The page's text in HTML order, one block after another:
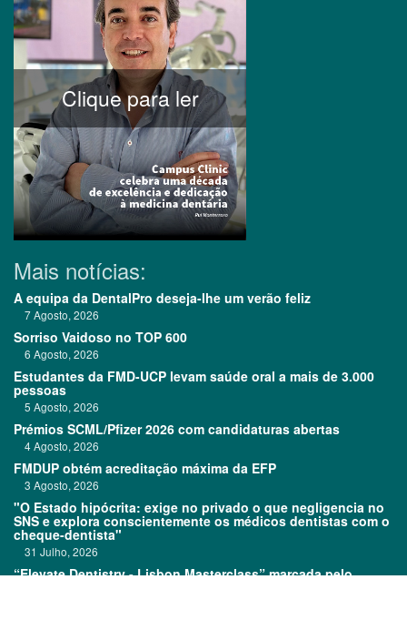
Clique para ler
Mais notícias:
A equipa da DentalPro deseja-lhe um verão feliz
7 Agosto, 2026
Sorriso Vaidoso no TOP 600
6 Agosto, 2026
Estudantes da FMD-UCP levam saúde oral a mais de 3.000
pessoas
5 Agosto, 2026
Prémios SCML/Pfizer 2026 com candidaturas abertas
4 Agosto, 2026
FMDUP obtém acreditação máxima da EFP
3 Agosto, 2026
"O Estado hipócrita: exige no privado o que negligencia no
SNS e explora conscientemente os médicos dentistas com o
cheque-dentista"
31 Julho, 2026
“Elevate Dentistry - Lisbon Masterclass” marcada pelo